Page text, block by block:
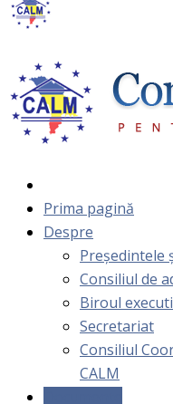
Prima pagină
Despre
Președintele
Consiliul de
Biroul
Secretariat
Consiliul
CALM